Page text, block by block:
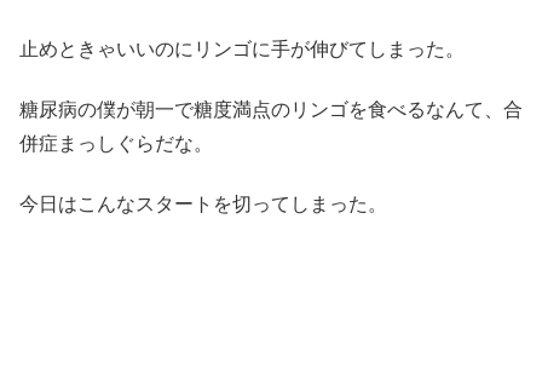
止めときゃいいのにリンゴに手が伸びてしまった。
糖尿病の僕が朝一で糖度満点のリンゴを食べるなんて、合
併症まっしぐらだな。
今日はこんなスタートを切ってしまった。